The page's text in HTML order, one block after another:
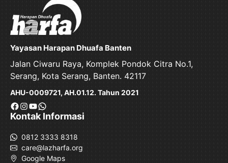
Yayasan Harapan Dhuafa Banten
Jalan Ciwaru Raya, Komplek Pondok Citra No.1,
Serang, Kota Serang, Banten. 42117
AHU-0009721, AH.01.12. Tahun 2021
Facebook
Instagram
YouTube
WhatsApp
Kontak Informasi
0812 3333 8318
care@lazharfa.org
Google Maps